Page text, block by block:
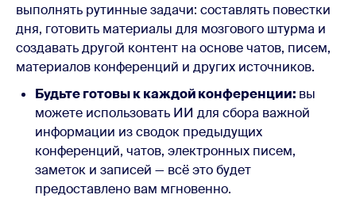
выполнять рутинные задачи: составлять повестки
дня, готовить материалы для мозгового штурма и
создавать другой контент на основе чатов, писем,
материалов конференций и других источников.
Будьте готовы к каждой конференции: вы
можете использовать ИИ для сбора важной
информации из сводок предыдущих
конференций, чатов, электронных писем,
заметок и записей — всё это будет
предоставлено вам мгновенно.